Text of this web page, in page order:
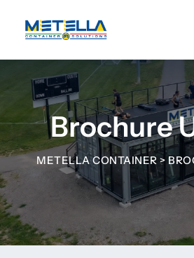
Brochure
METELLA CONTAINER >